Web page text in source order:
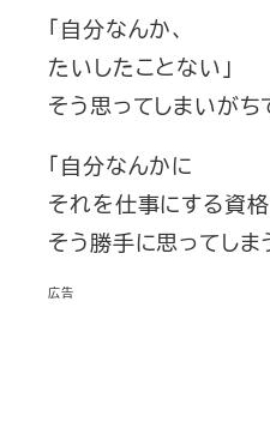
「自分なんか、
たいしたことない」
そう思ってしまいがち
「自分なんかに
それを仕事にする資格
そう勝手に思ってしま
広告